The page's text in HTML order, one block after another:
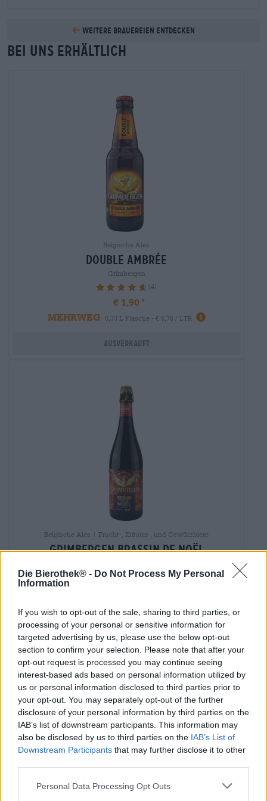
Die Bierothek® - Do Not Process My Personal
Information
If you wish to opt-out of the sale, sharing to third parties, or
processing of your personal or sensitive information for
targeted advertising by us, please use the below opt-out
section to confirm your selection. Please note that after your
opt-out request is processed you may continue seeing
interest-based ads based on personal information utilized by
us or personal information disclosed to third parties prior to
your opt-out. You may separately opt-out of the further
disclosure of your personal information by third parties on the
IAB’s list of downstream participants. This information may
also be disclosed by us to third parties on the IAB’s List of
Downstream Participants that may further disclose it to other
Personal Data Processing Opt Outs
Weitere Brauereien entdecken
Bei uns erhältlich
Belgische Ales
double ambrée
Grimbergen
95% (4)
€ 1,90
MEHRWEG
0,33 L Flasche - € 5,76 / LTR
Ausverkauft
Belgische Ales | Frucht-, Kräuter-, und Gewürzbiere
grimbergen brassin de noël
€ 7,90
Ausverkauft